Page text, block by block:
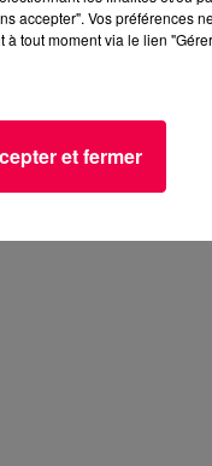
accepter". Vos préférences
tout moment via le lien
et fermer